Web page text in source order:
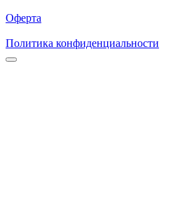
Оферта
Политика конфиденциальности